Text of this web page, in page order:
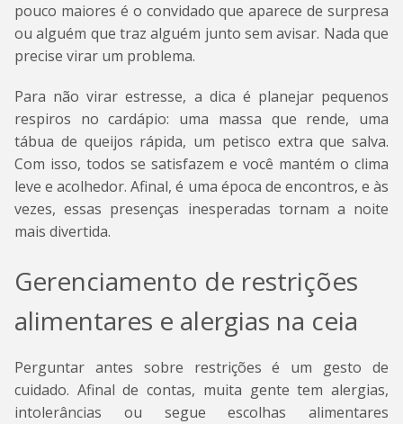
pouco maiores é o convidado que aparece de surpresa
ou alguém que traz alguém junto sem avisar. Nada que
precise virar um problema.
Para não virar estresse, a dica é planejar pequenos
respiros no cardápio: uma massa que rende, uma
tábua de queijos rápida, um petisco extra que salva.
Com isso, todos se satisfazem e você mantém o clima
leve e acolhedor. Afinal, é uma época de encontros, e às
vezes, essas presenças inesperadas tornam a noite
mais divertida.
Gerenciamento de restrições
alimentares e alergias na ceia
Perguntar antes sobre restrições é um gesto de
cuidado. Afinal de contas, muita gente tem alergias,
intolerâncias ou segue escolhas alimentares